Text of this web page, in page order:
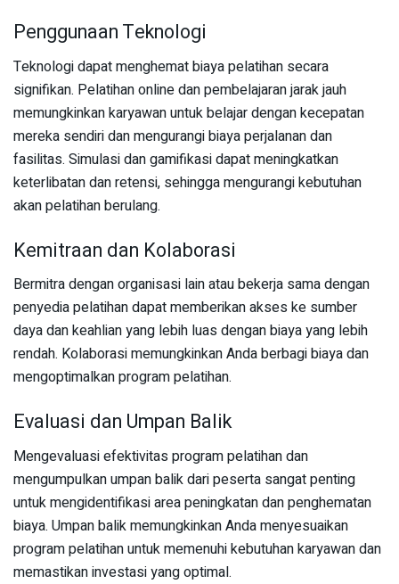
Penggunaan Teknologi
Teknologi dapat menghemat biaya pelatihan secara
signifikan. Pelatihan online dan pembelajaran jarak jauh
memungkinkan karyawan untuk belajar dengan kecepatan
mereka sendiri dan mengurangi biaya perjalanan dan
fasilitas. Simulasi dan gamifikasi dapat meningkatkan
keterlibatan dan retensi, sehingga mengurangi kebutuhan
akan pelatihan berulang.
Kemitraan dan Kolaborasi
Bermitra dengan organisasi lain atau bekerja sama dengan
penyedia pelatihan dapat memberikan akses ke sumber
daya dan keahlian yang lebih luas dengan biaya yang lebih
rendah. Kolaborasi memungkinkan Anda berbagi biaya dan
mengoptimalkan program pelatihan.
Evaluasi dan Umpan Balik
Mengevaluasi efektivitas program pelatihan dan
mengumpulkan umpan balik dari peserta sangat penting
untuk mengidentifikasi area peningkatan dan penghematan
biaya. Umpan balik memungkinkan Anda menyesuaikan
program pelatihan untuk memenuhi kebutuhan karyawan dan
memastikan investasi yang optimal.